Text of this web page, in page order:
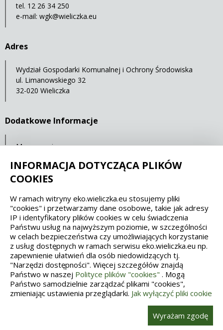
tel. 12 26 34 250
e-mail: wgk@wieliczka.eu
Adres
Wydział Gospodarki Komunalnej i Ochrony Środowiska
ul. Limanowskiego 32
32-020 Wieliczka
Dodatkowe Informacje
Mapa serwisu
Statystyki oglądalności
Spełniamy standardy dostępności oraz W3C
WCAG 2.1 SECTION 508 EAA/EN 301549
IS 5568
INFORMACJA DOTYCZĄCA PLIKÓW
COOKIES
W ramach witryny eko.wieliczka.eu stosujemy pliki
"cookies" i przetwarzamy dane osobowe, takie jak adresy
IP i identyfikatory plików cookies w celu świadczenia
Państwu usług na najwyższym poziomie, w szczególności
w celach bezpieczeństwa czy umożliwiających korzystanie
z usług dostępnych w ramach serwisu eko.wieliczka.eu np.
zapewnienie ułatwień dla osób niedowidzących tj.
"Narzędzi dostępności". Więcej szczegółów znajdą
Państwo w naszej Polityce plików "cookies" . Mogą
Państwo samodzielnie zarządzać plikami "cookies",
zmieniając ustawienia przeglądarki. Jak wyłączyć pliki cookie
Wyrażam zgodę